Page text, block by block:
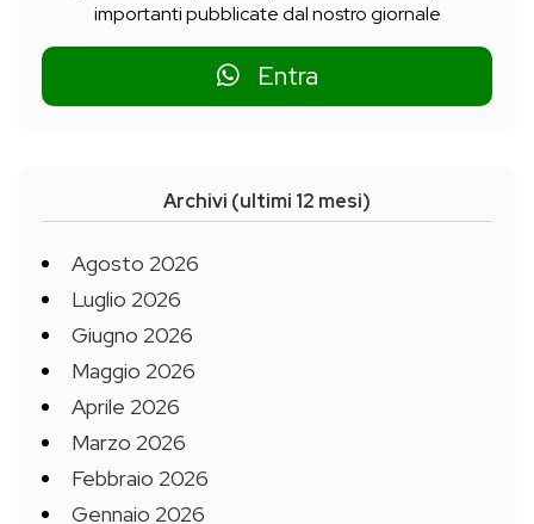
importanti pubblicate dal nostro giornale
Entra
Archivi (ultimi 12 mesi)
Agosto 2026
Luglio 2026
Giugno 2026
Maggio 2026
Aprile 2026
Marzo 2026
Febbraio 2026
Gennaio 2026